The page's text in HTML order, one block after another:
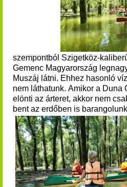
szempontból Szigetköz-
Gemenc Magyarország
Muszáj látni. Ehhez hasonló
nem láthatunk. Amikor a Duna
elönti az árteret, akkor nem
bent az erdőben is